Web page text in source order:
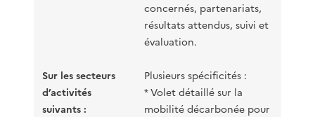
Sur les secteurs
d’activités
suivants :
concernés, partenariats,
résultats attendus, suivi et
évaluation.
Plusieurs spécificités :
* Volet détaillé sur la
mobilité décarbonée pour